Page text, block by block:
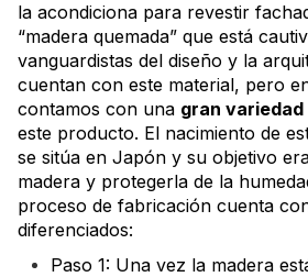
la acondiciona para revestir
“madera quemada” que está
vanguardistas del diseño y la
cuentan con este material, pero
contamos con una gran
este producto. El nacimiento de
se sitúa en Japón y su objetivo
madera y protegerla de la
proceso de fabricación cuenta
diferenciados:
Paso 1: Una vez la madera